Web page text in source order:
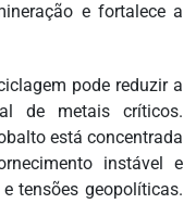
e fortalece a
pode reduzir a
de metais críticos.
está concentrada
instável e
tensões geopolíticas.